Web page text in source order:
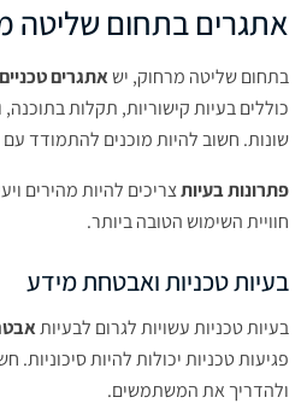
אתגרים בתחום שליטה
בתחום שליטה מרחוק, ישאתגרים טכניים
כוללים בעיות קישוריות, תקלות
שונות. חשוב להיות מוכנים להתמודד עם
פתרונות בעיותצריכים להיות מהירים
חוויית השימוש הטובה ביותר.
בעיות טכניות ואבטחת מידע
בעיות טכניות עשויות לגרום לבעיות
פגיעות טכניות יכולות להיות
ולהדריך את המשתמשים.